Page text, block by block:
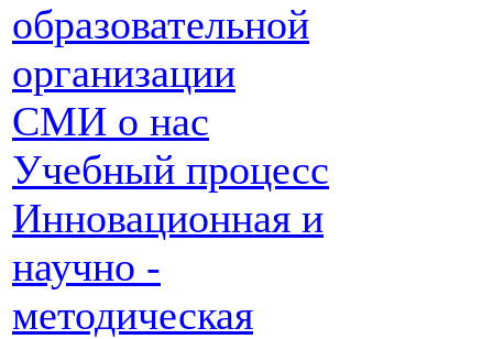
образовательной
организации
СМИ о нас
Учебный процесс
Инновационная и
научно -
методическая